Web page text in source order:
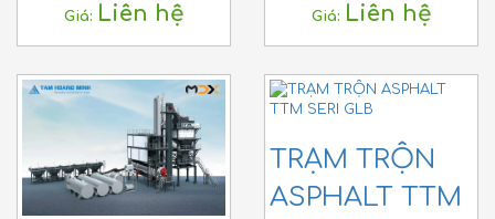
Giá: Liên hệ Giá: Liên hệ
TRẠM TRỘN
ASPHALT TTM